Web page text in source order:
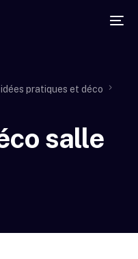
pratiques et déco
salle